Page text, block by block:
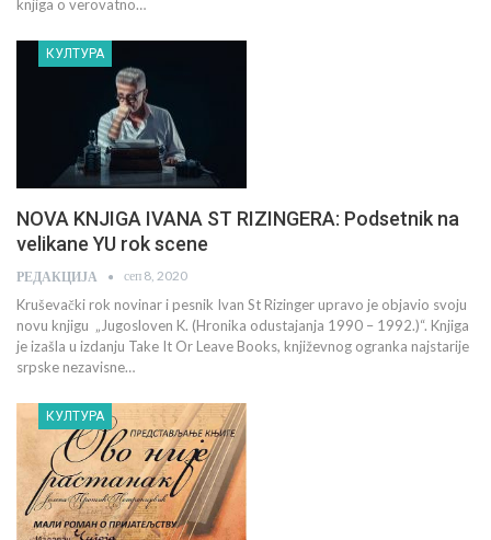
knjiga o verovatno…
КУЛТУРА
NOVA KNJIGA IVANA ST RIZINGERA: Podsetnik na
velikane YU rok scene
РЕДАКЦИЈА сеп 8, 2020
Kruševački rok novinar i pesnik Ivan St Rizinger upravo je objavio svoju
novu knjigu „Jugosloven K. (Hronika odustajanja 1990 – 1992.)“. Knjiga
je izašla u izdanju Take It Or Leave Books, književnog ogranka najstarije
srpske nezavisne…
КУЛТУРА